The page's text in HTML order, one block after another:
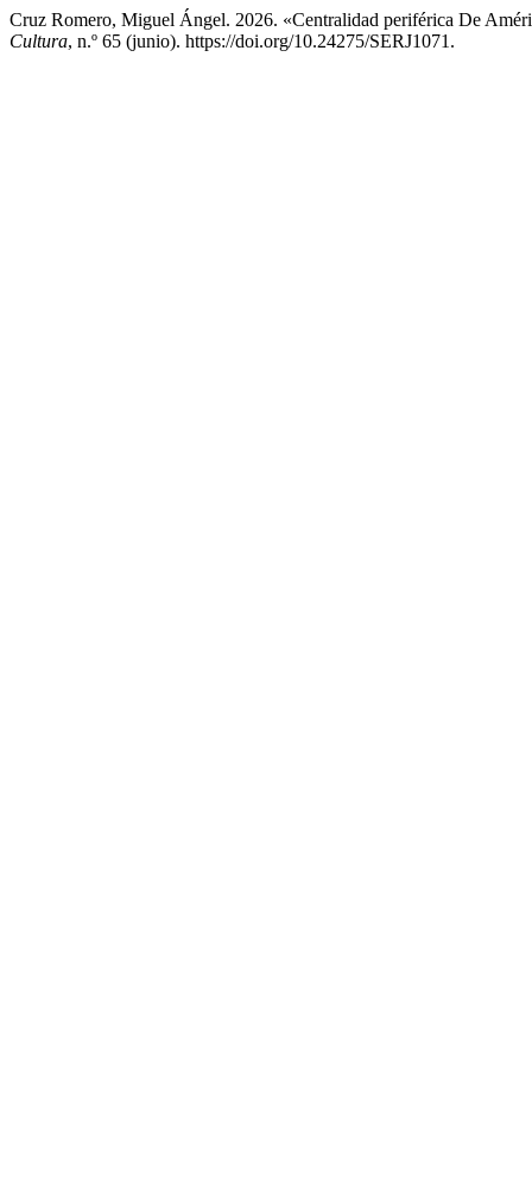
Cruz Romero, Miguel Ángel. 2026. «Centralidad periférica De
Cultura, n.º 65 (junio). https://doi.org/10.24275/SERJ1071.